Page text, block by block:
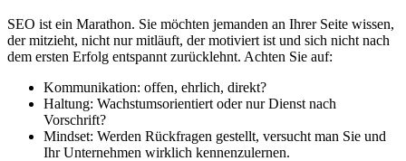
SEO ist ein Marathon. Sie möchten jemanden an Ihrer Seite wissen,
der mitzieht, nicht nur mitläuft, der motiviert ist und sich nicht nach
dem ersten Erfolg entspannt zurücklehnt. Achten Sie auf:
Kommunikation: offen, ehrlich, direkt?
Haltung: Wachstumsorientiert oder nur Dienst nach
Vorschrift?
Mindset: Werden Rückfragen gestellt, versucht man Sie und
Ihr Unternehmen wirklich kennenzulernen.